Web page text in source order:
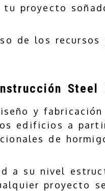
proyecto
de los
Steel
y fabricación
edificios a
de
a su nivel
proyecto